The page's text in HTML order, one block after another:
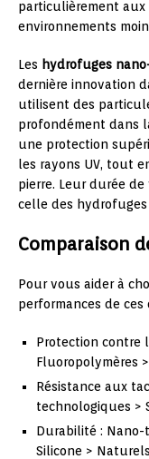
particulièrement aux
environnements
Les hydrofuges
dernière innovation
utilisent des
profondément dans
une protection
les rayons UV, tout
pierre. Leur durée
celle des
Comparaison
Pour vous aider à
performances de
Protection contre
Fluoropolymères
Résistance aux
technologiques >
Durabilité : Nano-
Silicone > Naturels